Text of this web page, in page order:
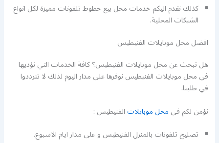
كذلك نقدم اليكم خدمات محل بيع خطوط تلفونات مميزة لكل انواع
الشبكات المحلية.
افضل محل موبايلات الفنيطيس
هل تبحث عن محل موبايلات الفنيطيس؟ كافة الخدمات التي نؤديها
في محل موبايلات الفنيطيس نوفرها على مدار اليوم لذلك لا تترددوا
في طلبنا.
نؤمن لكم فيمحل موبايلاتالفنيطيس :
تصليح تلفونات بالمنزل الفنيطيس و على مدار ايام الاسبوع.